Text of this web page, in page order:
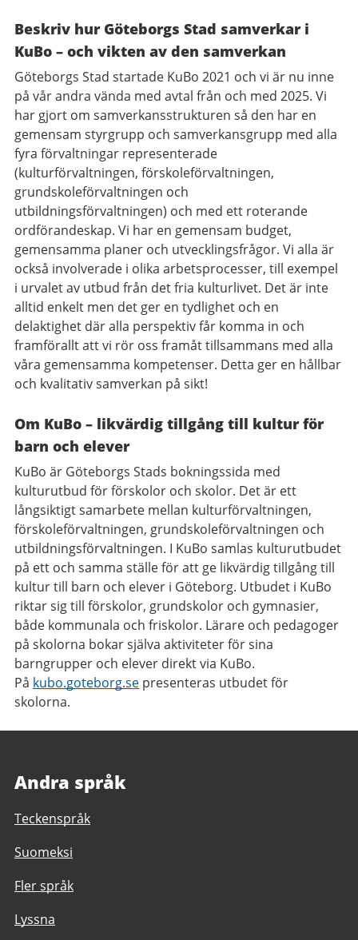
Beskriv hur Göteborgs Stad samverkar i
KuBo – och vikten av den samverkan
Göteborgs Stad startade KuBo 2021 och vi är nu inne
på vår andra vända med avtal från och med 2025. Vi
har gjort om samverkansstrukturen så den har en
gemensam styrgrupp och samverkansgrupp med alla
fyra förvaltningar representerade
(kulturförvaltningen, förskoleförvaltningen,
grundskoleförvaltningen och
utbildningsförvaltningen) och med ett roterande
ordförandeskap. Vi har en gemensam budget,
gemensamma planer och utvecklingsfrågor. Vi alla är
också involverade i olika arbetsprocesser, till exempel
i urvalet av utbud från det fria kulturlivet. Det är inte
alltid enkelt men det ger en tydlighet och en
delaktighet där alla perspektiv får komma in och
framförallt att vi rör oss framåt tillsammans med alla
våra gemensamma kompetenser. Detta ger en hållbar
och kvalitativ samverkan på sikt!
Om KuBo – likvärdig tillgång till kultur för
barn och elever
KuBo är Göteborgs Stads bokningssida med
kulturutbud för förskolor och skolor. Det är ett
långsiktigt samarbete mellan kulturförvaltningen,
förskoleförvaltningen, grundskoleförvaltningen och
utbildningsförvaltningen. I KuBo samlas kulturutbudet
på ett och samma ställe för att ge likvärdig tillgång till
kultur till barn och elever i Göteborg. Utbudet i KuBo
riktar sig till förskolor, grundskolor och gymnasier,
både kommunala och friskolor. Lärare och pedagoger
på skolorna bokar själva aktiviteter för sina
barngrupper och elever direkt via KuBo.
På kubo.goteborg.se presenteras utbudet för
skolorna.
Andra språk
Teckenspråk
Suomeksi
Fler språk
Lyssna